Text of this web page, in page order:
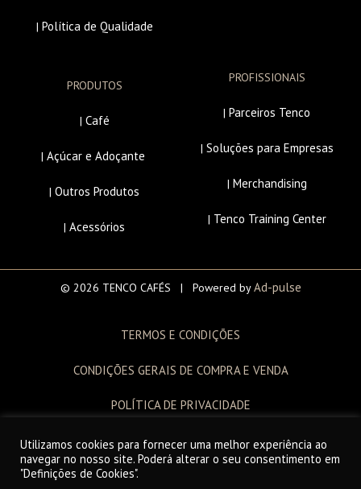
| Política de Qualidade
PRODUTOS
| Café
| Açúcar e Adoçante
| Outros Produtos
| Acessórios
PROFISSIONAIS
| Parceiros Tenco
| Soluções para Empresas
| Merchandising
| Tenco Training Center
© 2026 TENCO CAFÉS | Powered byAd-pulse
TERMOS E CONDIÇÕES
CONDIÇÕES GERAIS DE COMPRA E VENDA
POLÍTICA DE PRIVACIDADE
LIVRO DE RECLAMAÇÕES
Utilizamos cookies para fornecer uma melhor experiência ao
navegar no nosso site. Poderá alterar o seu consentimento em
"Definições de Cookies".